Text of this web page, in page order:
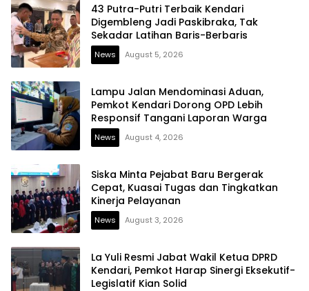
43 Putra-Putri Terbaik Kendari
Digembleng Jadi Paskibraka, Tak
Sekadar Latihan Baris-Berbaris
News August 5, 2026
Lampu Jalan Mendominasi Aduan,
Pemkot Kendari Dorong OPD Lebih
Responsif Tangani Laporan Warga
News August 4, 2026
Siska Minta Pejabat Baru Bergerak
Cepat, Kuasai Tugas dan Tingkatkan
Kinerja Pelayanan
News August 3, 2026
La Yuli Resmi Jabat Wakil Ketua DPRD
Kendari, Pemkot Harap Sinergi Eksekutif-
Legislatif Kian Solid